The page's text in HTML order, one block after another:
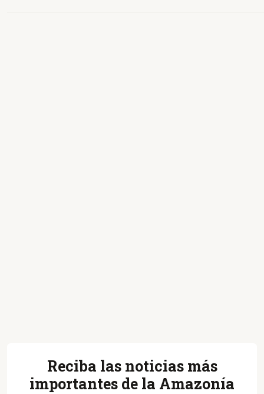
Reciba las noticias más
importantes de la Amazonía